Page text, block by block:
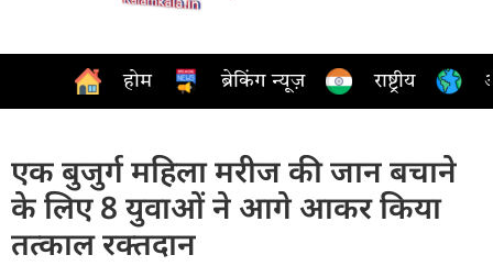
होम ब्रेकिंग न्यूज़ राष्ट्रीय
एक बुजुर्ग महिला मरीज की जान बचाने
के लिए 8 युवाओं ने आगे आकर किया
तत्काल रक्तदान